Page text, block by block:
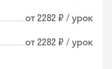
от 2282 ₽ / урок
от 2282 ₽ / урок